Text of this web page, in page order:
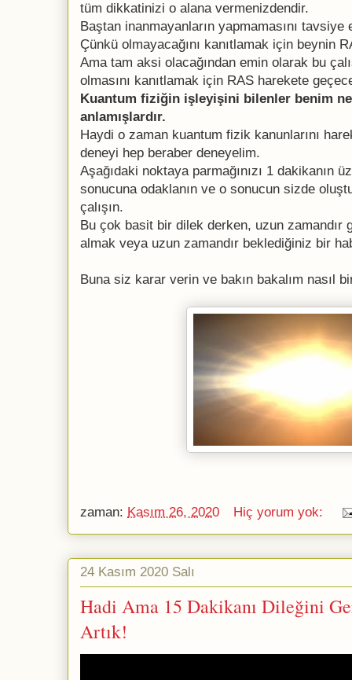
tüm dikkatinizi o alana vermenizdendir.
Baştan inanmayanların yapmamasını tavsiye
Çünkü olmayacağını kanıtlamak için beynin
Ama tam aksi olacağından emin olarak bu
olmasını kanıtlamak için RAS harekete
Kuantum fiziğin işleyişini bilenler benim
anlamışlardır.
Haydi o zaman kuantum fizik kanunlarını
deneyi hep beraber deneyelim.
Aşağıdaki noktaya parmağınızı 1 dakikanın
sonucuna odaklanın ve o sonucun sizde
çalışın.
Bu çok basit bir dilek derken, uzun zamandır
almak veya uzun zamandır beklediğiniz bir
Buna siz karar verin ve bakın bakalım nasıl
zaman: Kasım 26, 2020 Hiç yorum yok:
24 Kasım 2020 Salı
Hadi Ama 15 Dakikanı Dileğini
Artık!